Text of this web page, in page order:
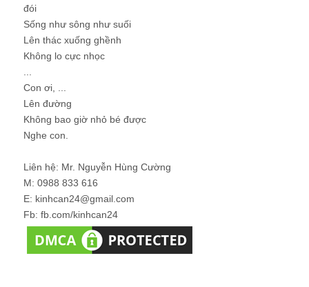
đói
Sống như sông như suối
Lên thác xuống ghềnh
Không lo cực nhọc
Con ơi, ...
Lên đường
Không bao giờ nhỏ bé được
Nghe con.
Liên hệ: Mr. Nguyễn Hùng Cường
M: 0988 833 616
E: kinhcan24@gmail.com
Fb: fb.com/kinhcan24